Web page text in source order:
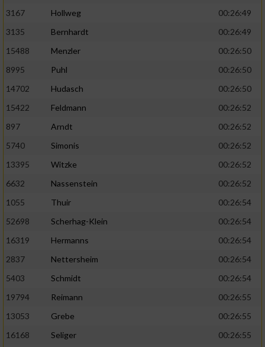
3167
Hollweg
00:26:49
3135
Bernhardt
00:26:49
15488
Menzler
00:26:50
8995
Puhl
00:26:50
14702
Hudasch
00:26:50
15422
Feldmann
00:26:52
897
Arndt
00:26:52
5740
Simonis
00:26:52
13395
Witzke
00:26:52
6632
Nassenstein
00:26:52
1055
Thuir
00:26:54
52698
Scherhag-Klein
00:26:54
16319
Hermanns
00:26:54
2837
Nettersheim
00:26:54
5403
Schmidt
00:26:54
19794
Reimann
00:26:55
13053
Grebe
00:26:55
16168
Seliger
00:26:55